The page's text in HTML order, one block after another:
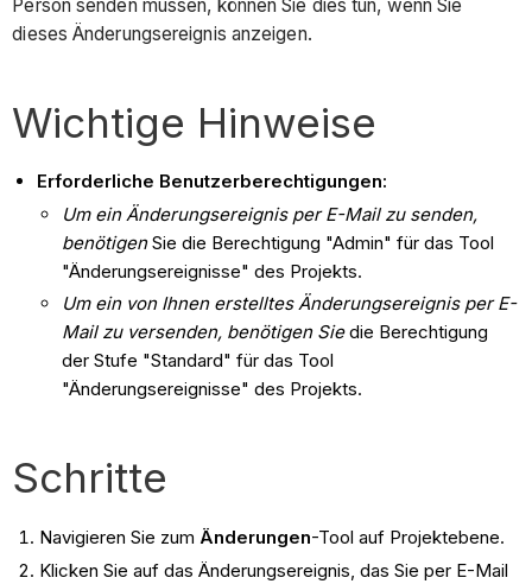
Person senden müssen, können Sie dies tun, wenn Sie
dieses Änderungsereignis anzeigen.
Wichtige Hinweise
Erforderliche Benutzerberechtigungen:
Um ein Änderungsereignis per E-Mail zu senden,
benötigenSie die Berechtigung "Admin" für das Tool
"Änderungsereignisse" des Projekts.
Um ein von Ihnen erstelltes Änderungsereignis per E-
Mail zu versenden, benötigen Siedie Berechtigung
der Stufe "Standard" für das Tool
"Änderungsereignisse" des Projekts.
Schritte​​​​​​
Navigieren Sie zum Änderungen-Tool auf Projektebene.
Klicken Sie auf das Änderungsereignis, das Sie per E-Mail